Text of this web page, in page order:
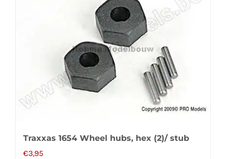
Traxxas 1654 Wheel hubs, hex (2)/ stub
€3,95